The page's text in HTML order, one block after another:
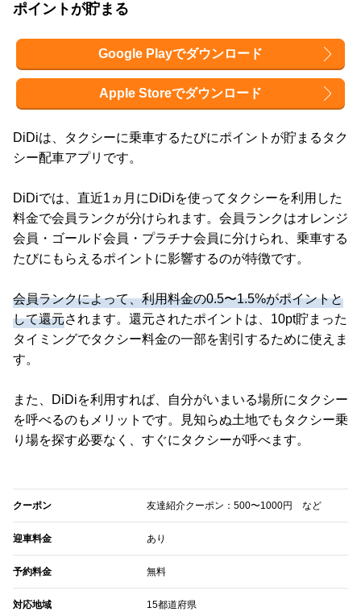
ポイントが貯まる
Google Playでダウンロード
Apple Storeでダウンロード
DiDiは、タクシーに乗車するたびにポイントが貯まるタク
シー配車アプリです。
DiDiでは、直近1ヵ月にDiDiを使ってタクシーを利用した
料金で会員ランクが分けられます。会員ランクはオレンジ
会員・ゴールド会員・プラチナ会員に分けられ、乗車する
たびにもらえるポイントに影響するのが特徴です。
会員ランクによって、利用料金の0.5〜1.5%がポイントと
して還元されます。還元されたポイントは、10pt貯まった
タイミングでタクシー料金の一部を割引するために使えま
す。
また、DiDiを利用すれば、自分がいまいる場所にタクシー
を呼べるのもメリットです。見知らぬ土地でもタクシー乗
り場を探す必要なく、すぐにタクシーが呼べます。
クーポン 友達紹介クーポン：500〜1000円 など
迎車料金 あり
予約料金 無料
対応地域 15都道府県